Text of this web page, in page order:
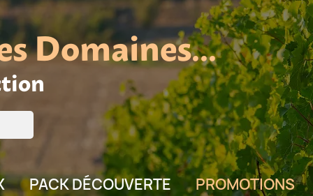
Domaines...
PACK DÉCOUVERTE PROMOTIONS